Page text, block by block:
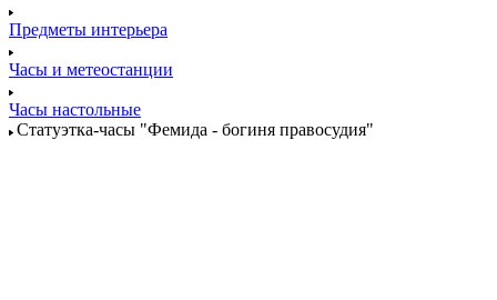
Предметы интерьера
Часы и метеостанции
Часы настольные
Статуэтка-часы "Фемида - богиня правосудия"